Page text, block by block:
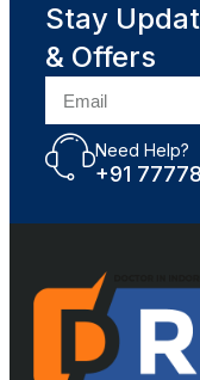
Stay
& Offers
Need Help?
+91